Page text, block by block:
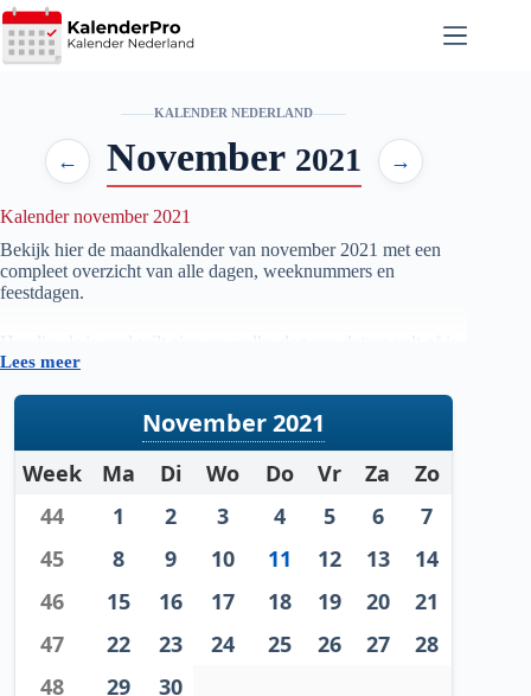
Ga
naar
de
KALENDER NEDERLAND
← November 2021 →
Kalender november 2021
Bekijk hier de maandkalender van november 2021 met een
compleet overzicht van alle dagen, weeknummers en
feestdagen.
Handig als je snel wilt zien op welke dag een datum valt of je
je planning voor de maand november
Lees meer
November 2021
Week Ma Di Wo Do Vr Za
Zo
44
1 2 3 4 5 6
7
45
8 9 10 11 12 13
14
46
15 16 17 18 19 20
21
47
22 23 24 25 26 27
28
48
29 30